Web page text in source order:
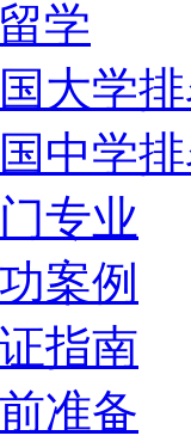
学
大学排
中学排
专业
案例
指南
准备